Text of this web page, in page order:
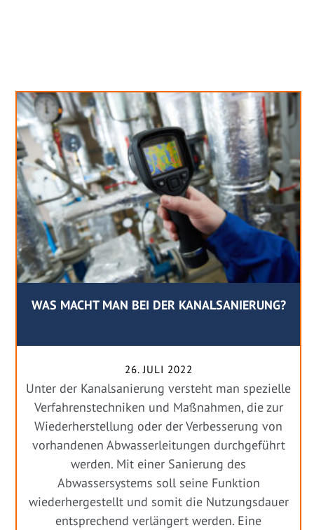
WAS MACHT MAN BEI DER KANALSANIERUNG?
26. JULI 2022
Unter der Kanalsanierung versteht man spezielle
Verfahrenstechniken und Maßnahmen, die zur
Wiederherstellung oder der Verbesserung von
vorhandenen Abwasserleitungen durchgeführt
werden. Mit einer Sanierung des
Abwassersystems soll seine Funktion
wiederhergestellt und somit die Nutzungsdauer
entsprechend verlängert werden. Eine